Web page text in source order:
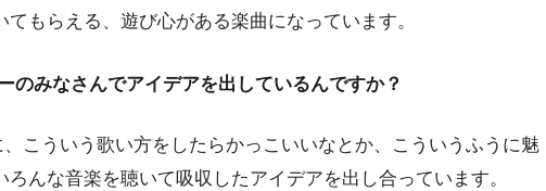
もらえる、遊び心がある楽曲になっています。
のみなさんでアイデアを出しているんですか？
こういう歌い方をしたらかっこいいなとか、こういうふうに魅
んな音楽を聴いて吸収したアイデアを出し合っています。